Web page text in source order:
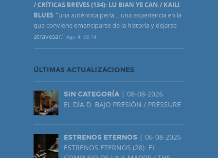
/ CRÍTICAS BREVES (134): LU BIAN YE CAN / KAILI
BLUES: “una auténtica perla… una experiencia en la
que conviene emanciparse de la historia y dejarse
atravesar.” Ago 4, 08:14
ÚLTIMAS ACTUALIZACIONES
SIN CATEGORÍA | 08-08-2026
EL DÍA D: BAJO PRESIÓN / PRESSURE
ESTRENOS ETERNOS | 06-08-2026
ESTRENOS ETERNOS (28): EL